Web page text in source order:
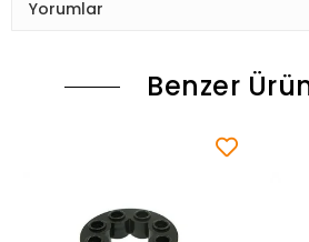
Yorumlar
Benzer